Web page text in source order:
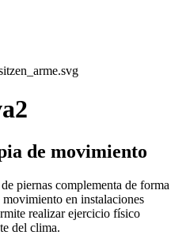
de movimiento
piernas complementa de forma
en instalaciones
realizar ejercicio físico
del clima.